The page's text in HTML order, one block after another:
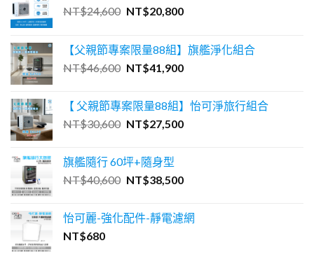
NT$24,600 原
格：
NT$24,600。
NT$20,800目
格：
NT$20,800。
【父親節專案限量88組】旗艦淨化組合
NT$46,600 原
格：
NT$46,600。
NT$41,900目
格：
NT$41,900。
【 父親節專案限量88組】怡可淨旅行組合
NT$30,600 原
格：
NT$30,600。
NT$27,500目
NT$27,500。
旗艦隨行 60坪+隨身型
NT$40,600 原
格：
NT$38,500目
格：
怡可麗-強化配件-靜電濾網
NT$680